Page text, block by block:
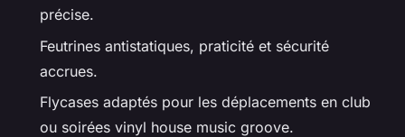
précise.
Feutrines antistatiques, praticité et sécurité
accrues.
Flycases adaptés pour les déplacements en club
ou soirées vinyl house music groove.